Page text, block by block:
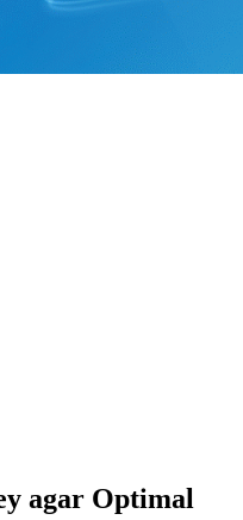
agar Optimal